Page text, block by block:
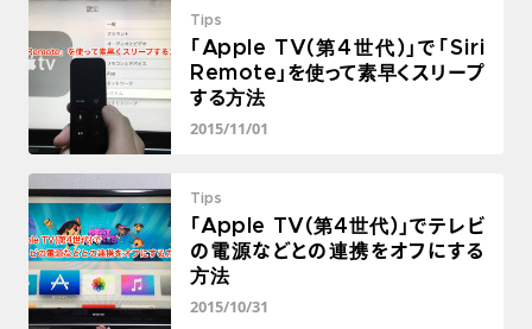
Tips
「Apple TV(第4世代)」で「Siri
Remote」を使って素早くスリープ
する方法
2015/11/01
Tips
「Apple TV(第4世代)」でテレビ
の電源などとの連携をオフにする
方法
2015/10/31